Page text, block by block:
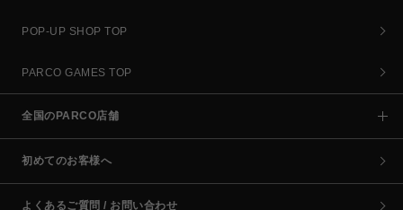
POP-UP SHOP TOP
PARCO GAMES TOP
全国のPARCO店舗
初めてのお客様へ
よくあるご質問 / お問い合わせ